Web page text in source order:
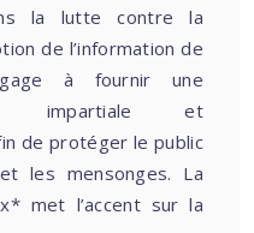
la lutte contre la
de l’information de
à fournir une
impartiale et
de protéger le public
les mensonges. La
met l’accent sur la